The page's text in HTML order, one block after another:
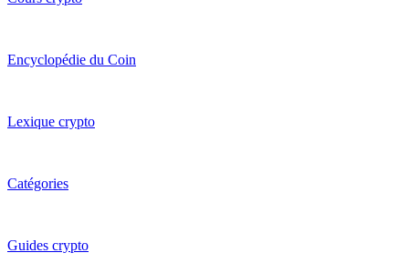
Encyclopédie du Coin
Lexique crypto
Catégories
Guides crypto